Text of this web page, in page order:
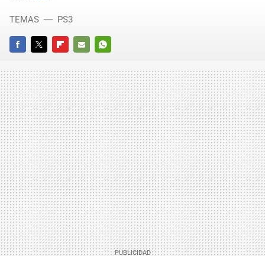
FACEBOOKTWITTERFLIPBOARD
E-
MAIL
WHATSAPP
TEMAS PS3